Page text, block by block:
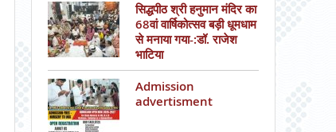
सिद्धपीठ श्री हनुमान मंदिर का
68वां वार्षिकोत्सव बड़ी धूमधाम
से मनाया गया-:डॉ. राजेश
भाटिया
Admission
advertisment